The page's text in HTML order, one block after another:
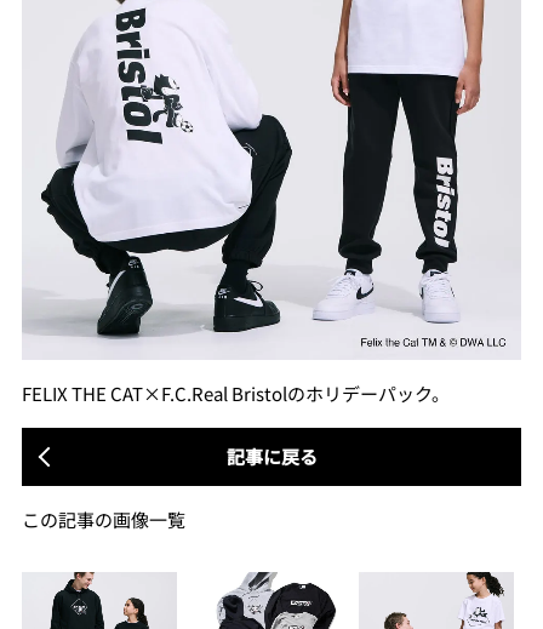
FELIX THE CAT×F.C.Real Bristolのホリデーパック。
記事に戻る
この記事の画像一覧